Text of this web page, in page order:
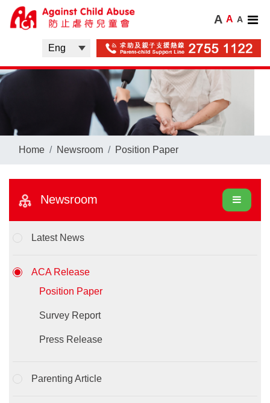
A A A
Home Newsroom Position Paper
Newsroom
Latest News
ACA Release
Position Paper
Survey Report
Press Release
Parenting Article